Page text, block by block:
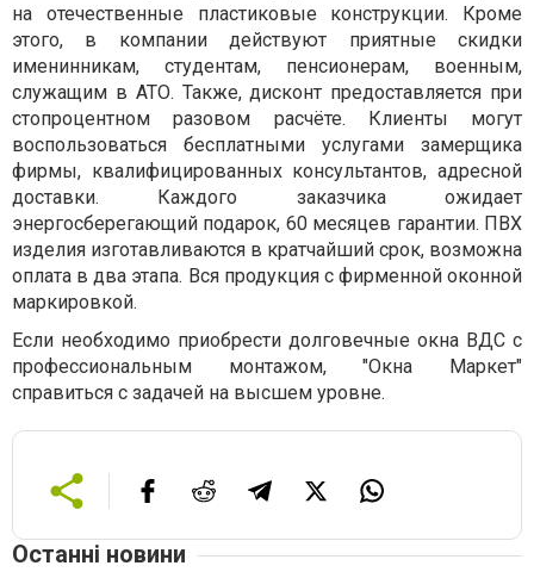
на отечественные пластиковые конструкции. Кроме
этого, в компании действуют приятные скидки
именинникам, студентам, пенсионерам, военным,
служащим в АТО. Также, дисконт предоставляется при
стопроцентном разовом расчёте. Клиенты могут
воспользоваться бесплатными услугами замерщика
фирмы, квалифицированных консультантов, адресной
доставки. Каждого заказчика ожидает
энергосберегающий подарок, 60 месяцев гарантии. ПВХ
изделия изготавливаются в кратчайший срок, возможна
оплата в два этапа. Вся продукция с фирменной оконной
маркировкой.
Если необходимо приобрести долговечные окна ВДС с
профессиональным монтажом, "Окна Маркет"
справиться с задачей на высшем уровне.
Останні новини